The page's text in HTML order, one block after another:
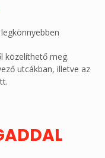
közelíthető meg.
utcákban, illetve az